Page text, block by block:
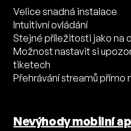
Velice snadná instalace
Intuitivní ovládání
Stejné příležitosti jako na
Možnost nastavit si
tiketech
Přehrávání streamů přímo
Nevýhody mobilní